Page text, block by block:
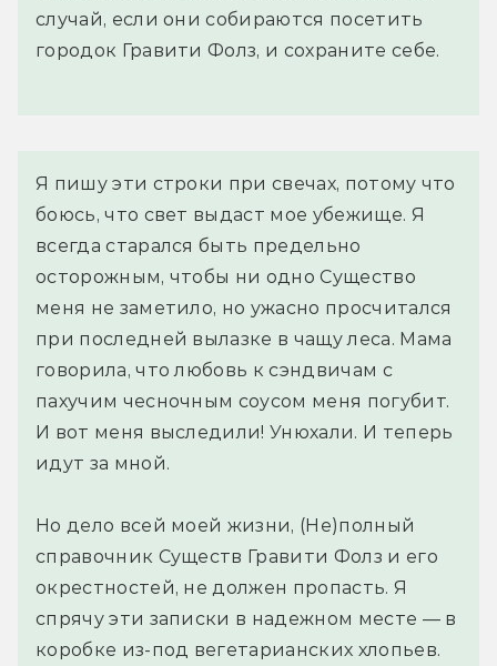
случай, если они собираются посетить
городок Гравити Фолз, и сохраните себе.
Я пишу эти строки при свечах, потому что
боюсь, что свет выдаст мое убежище. Я
всегда старался быть предельно
осторожным, чтобы ни одно Существо
меня не заметило, но ужасно просчитался
при последней вылазке в чащу леса. Мама
говорила, что любовь к сэндвичам с
пахучим чесночным соусом меня погубит.
И вот меня выследили! Унюхали. И теперь
идут за мной.
Но дело всей моей жизни, (Не)полный
справочник Существ Гравити Фолз и его
окрестностей, не должен пропасть. Я
спрячу эти записки в надежном месте — в
коробке из-под вегетарианских хлопьев.